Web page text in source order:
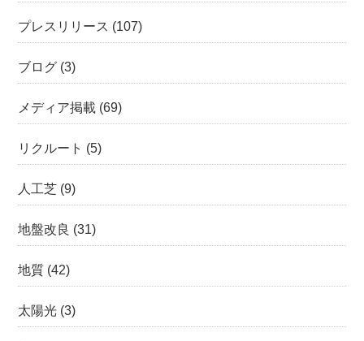
プレスリリース (107)
ブログ (3)
メディア掲載 (69)
リクルート (5)
人工芝 (9)
地盤改良 (31)
地質 (42)
太陽光 (3)